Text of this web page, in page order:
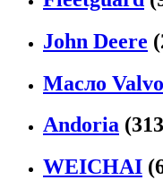
John Deere
Масло
Andoria
WEICHAI